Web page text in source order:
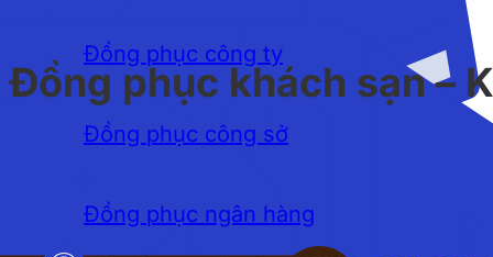
Đồng phục công ty
Đồng phục công sở
Đồng phục ngân hàng
Đồng phục khách sạn –